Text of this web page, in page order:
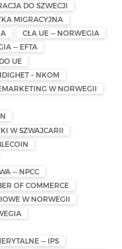
DO SZWECJI
MIGRACYJNA
CŁA UE — NORWEGIA
— EFTA
UE
– NKOM
W NORWEGII
W SZWAJCARII
— NPCC
OF COMMERCE
W NORWEGII
— IPS